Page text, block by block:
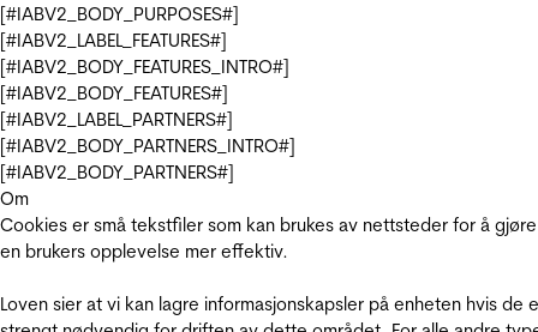
[#IABV2_BODY_PURPOSES#]
[#IABV2_LABEL_FEATURES#]
[#IABV2_BODY_FEATURES_INTRO#]
[#IABV2_BODY_FEATURES#]
[#IABV2_LABEL_PARTNERS#]
[#IABV2_BODY_PARTNERS_INTRO#]
[#IABV2_BODY_PARTNERS#]
Om
Cookies er små tekstfiler som kan brukes av nettsteder for å gjøre
en brukers opplevelse mer effektiv.
Loven sier at vi kan lagre informasjonskapsler på enheten hvis de